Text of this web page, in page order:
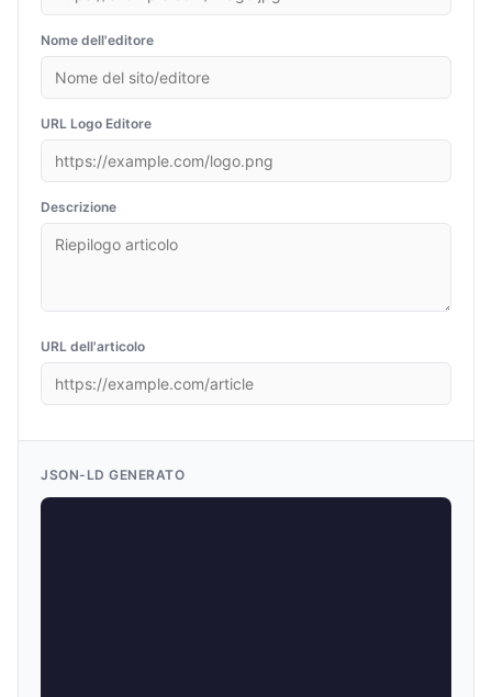
Nome dell'editore
URL Logo Editore
Descrizione
URL dell'articolo
JSON-LD GENERATO